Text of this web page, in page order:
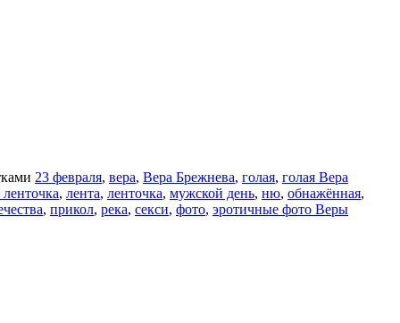
23 февраля, вера, Вера Брежнева, голая, голая Вера
ленточка, лента, ленточка, мужской день, ню, обнажённая,
, прикол, река, секси, фото, эротичные фото Веры